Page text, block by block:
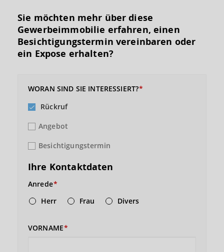
Sie möchten mehr über diese
Gewerbeimmobilie erfahren, einen
Besichtigungs­termin vereinbaren oder
ein Expose erhalten?
WORAN SIND SIE INTERESSIERT?
Rückruf
Angebot
Besichtigungstermin
Ihre Kontaktdaten
Anrede
Herr
Frau Divers
VORNAME